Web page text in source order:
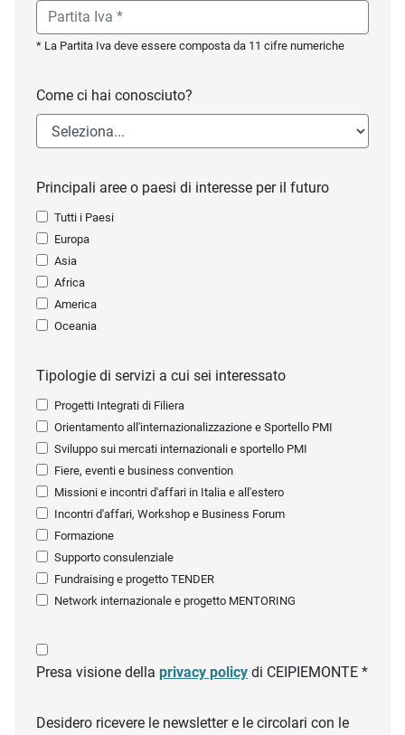
* La Partita Iva deve essere composta da 11 cifre numeriche
Come ci hai conosciuto?
Principali aree o paesi di interesse per il futuro
Tutti i Paesi
Europa
Asia
Africa
America
Oceania
Tipologie di servizi a cui sei interessato
Progetti Integrati di Filiera
Orientamento all'internazionalizzazione e Sportello PMI
Sviluppo sui mercati internazionali e sportello PMI
Fiere, eventi e business convention
Missioni e incontri d'affari in Italia e all'estero
Incontri d'affari, Workshop e Business Forum
Formazione
Supporto consulenziale
Fundraising e progetto TENDER
Network internazionale e progetto MENTORING
Presa visione della privacy policy di CEIPIEMONTE *
Desidero ricevere le newsletter e le circolari con le